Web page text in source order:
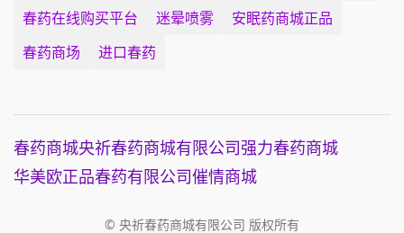
春药在线购买平台
迷晕喷雾
安眠药商城正品
春药商场
进口春药
春药商城央祈春药商城有限公司强力春药商城
华美欧正品春药有限公司催情商城
© 央祈春药商城有限公司 版权所有